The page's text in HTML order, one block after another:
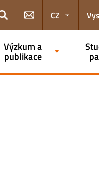
uživatele
Hledat
CZ
Výzkum a
publikace